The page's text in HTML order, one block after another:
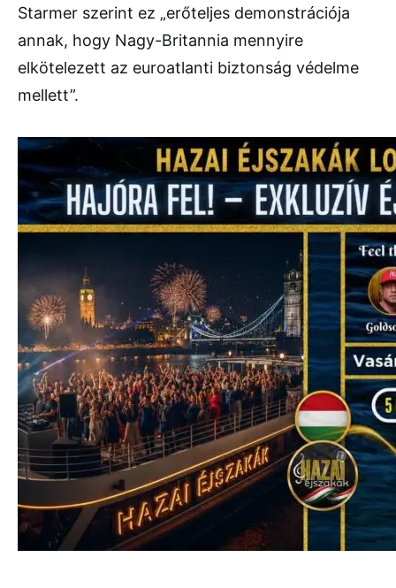
Starmer szerint ez „erőteljes demonstrációja
annak, hogy Nagy-Britannia mennyire
elkötelezett az euroatlanti biztonság védelme
mellett”.